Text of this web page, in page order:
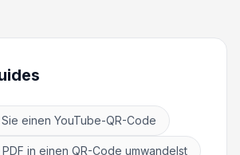
einen YouTube-QR-Code
in einen QR-Code umwandelst